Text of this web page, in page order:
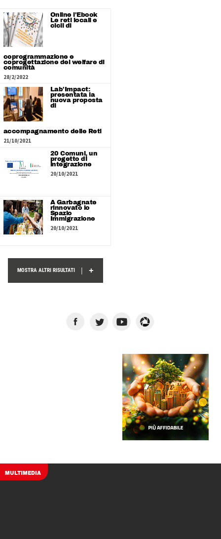
Online l'Ebook
Le reti locali e
cicli di
coprogrammazione e
coprogettazione del welfare di
comunità
28/2/2022
Lab'Impact:
presentata la
nuova proposta
di
accompagnamento delle Reti
21/10/2021
20 Comuni, un
progetto di
integrazione
20/10/2021
A Garbagnate
rinnovato lo
Spazio
Immigrazione
20/10/2021
MOSTRA ALTRI RISULTATI | +
MULTIMEDIA